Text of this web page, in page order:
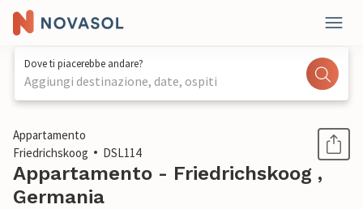
Dove ti piacerebbe andare?
Aggiungi destinazione, date, ospiti
1 / 29
Appartamento
Friedrichskoog
DSL114
Appartamento - Friedrichskoog ,
Germania